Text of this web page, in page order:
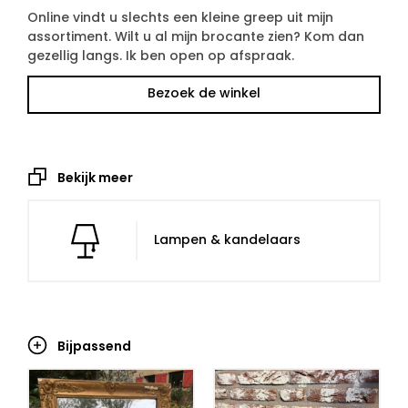
Online vindt u slechts een kleine greep uit mijn
assortiment. Wilt u al mijn brocante zien? Kom dan
gezellig langs. Ik ben open op afspraak.
Bezoek de winkel
Bekijk meer
Lampen & kandelaars
Bijpassend